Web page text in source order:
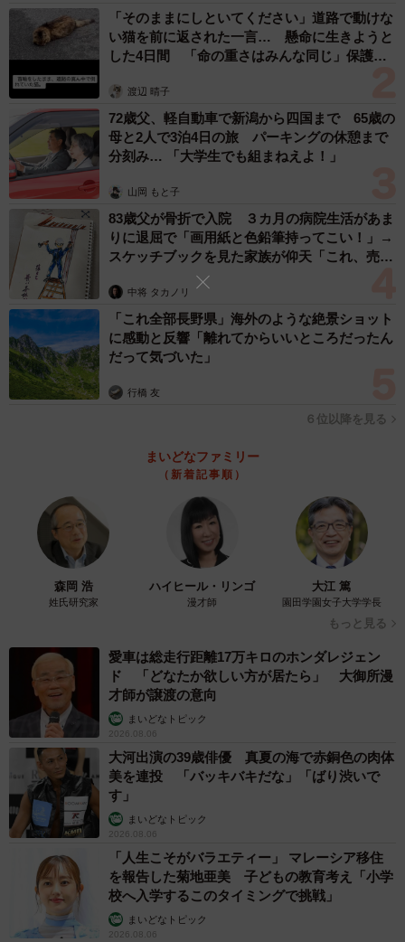
ランドピアノの下には絶対に入らないでください。様々な
自治体の耐震対策の多くは、アップライトピアノであれば
壁に固定し、グランドピアノであれば柱などにロープなど
で固定する等の対策が多く見受けられます。（同社お客様
サポート「よくある質問」から）
アップライトピアノK-200（河合楽器製作所提供）
SNSにはさまざまな体験談
総務省消防庁のデータベース「地震による家具の転倒を
防ぐには」によると、阪神・淡路大震災の震度7の地域で起
散乱し、また、冷蔵庫やピアノは移動してしまいテレビや
電子レンジが飛ぶといった、日常では考えられない現象も
確認されています」とあります。
SNSには「震度7で実家のグランドピアノが動いた」「ピ
アノが庭に飛び出したという話を聞いた」「阪神・淡路大
震災で友人宅のグランドピアノは脚が折れた」「東日本の
ときにピアノを弾いていたがすぐに離れた」「熊本地震の
ときにマンション9階のピアノが倒れた」といった体験談が
多数投稿されています。
「そのままにしといてください」道路で動けな
い猫を前に返された一言… 懸命に生きようと
した4日間 「命の重さはみんな同じ」保護団
渡辺 晴子
72歳父、軽自動車で新潟から四国まで 65歳の
母と2人で3泊4日の旅 パーキングの休憩まで
分刻み… 「大学生でも組まねえよ！」
山岡 もと子
83歳父が骨折で入院 ３カ月の病院生活があま
りに退屈で「画用紙と色鉛筆持ってこい！」→
スケッチブックを見た家族が仰天「これ、売れ
中将 タカノリ
「これ全部長野県」海外のような絶景ショット
に感動と反響「離れてからいいところだったん
だって気づいた」
行橋 友
６位以降を見る
まいどなファミリー
（新着記事順）
森岡 浩
姓氏研究家
ハイヒール・リンゴ
漫才師
大江 篤
園田学園女子大学学長
もっと見る
愛車は総走行距離17万キロのホンダレジェン
ド 「どなたか欲しい方が居たら」 大御所漫
才師が譲渡の意向
まいどなトピック
2026.08.06
大河出演の39歳俳優 真夏の海で赤銅色の肉体
美を連投 「バッキバキだな」「ばり渋いで
す」
まいどなトピック
2026.08.06
「人生こそがバラエティー」 マレーシア移住
を報告した菊地亜美 子どもの教育考え「小学
校へ入学するこのタイミングで挑戦」
まいどなトピック
2026.08.06